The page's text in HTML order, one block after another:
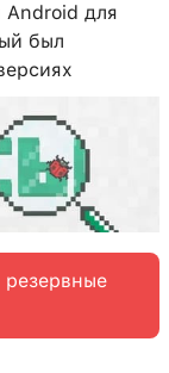
Android для
был
резервные